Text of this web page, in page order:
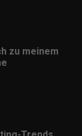
zu meinem